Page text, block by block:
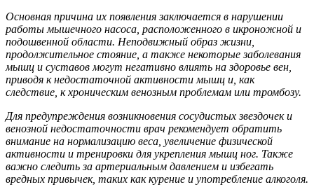
Основная причина их появления заключается в нарушении
работы мышечного насоса, расположенного в икроножной и
подошвенной области. Неподвижный образ жизни,
продолжительное стояние, а также некоторые заболевания
мышц и суставов могут негативно влиять на здоровье вен,
приводя к недостаточной активности мышц и, как
следствие, к хроническим венозным проблемам или тромбозу.
Для предупреждения возникновения сосудистых звездочек и
венозной недостаточности врач рекомендует обратить
внимание на нормализацию веса, увеличение физической
активности и тренировки для укрепления мышц ног. Также
важно следить за артериальным давлением и избегать
вредных привычек, таких как курение и употребление алкоголя.